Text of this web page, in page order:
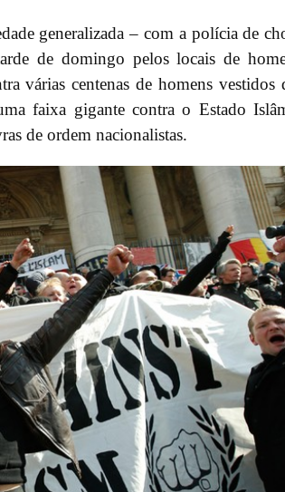
generalizada – com a polícia de
de domingo pelos locais de
várias centenas de homens vestidos
faixa gigante contra o Estado
de ordem nacionalistas.